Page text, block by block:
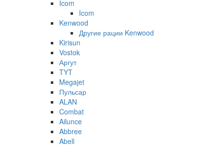
Icom
Icom
Kenwood
Другие рации Kenwood
Kirisun
Vostok
Аргут
TYT
Megajet
Пульсар
ALAN
Combat
Ailunce
Abbree
Abell